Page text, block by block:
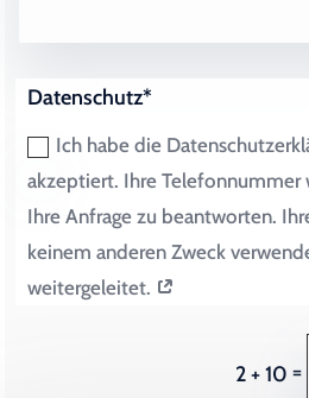
Datenschutz*
Ich habe die
akzeptiert. Ihre Telefonnummer
Ihre Anfrage zu beantworten.
keinem anderen Zweck
weitergeleitet.
2 + 10 =